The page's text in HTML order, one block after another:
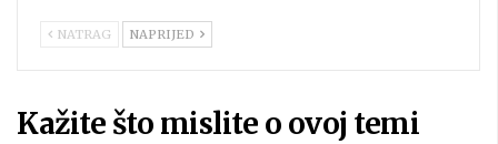
NATRAG NAPRIJED
Kažite što mislite o ovoj temi